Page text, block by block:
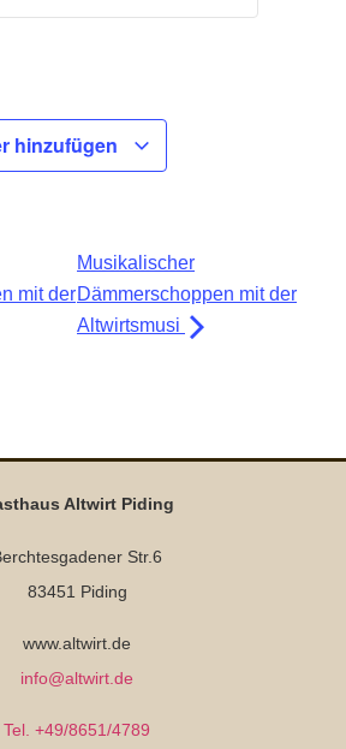
hinzufügen
mit der
Musikalischer
Dämmerschoppen mit der
Altwirtsmusi
Altwirt Piding
Str.6
83451 Piding
www.altwirt.de
info@altwirt.de
Tel. +49/8651/4789